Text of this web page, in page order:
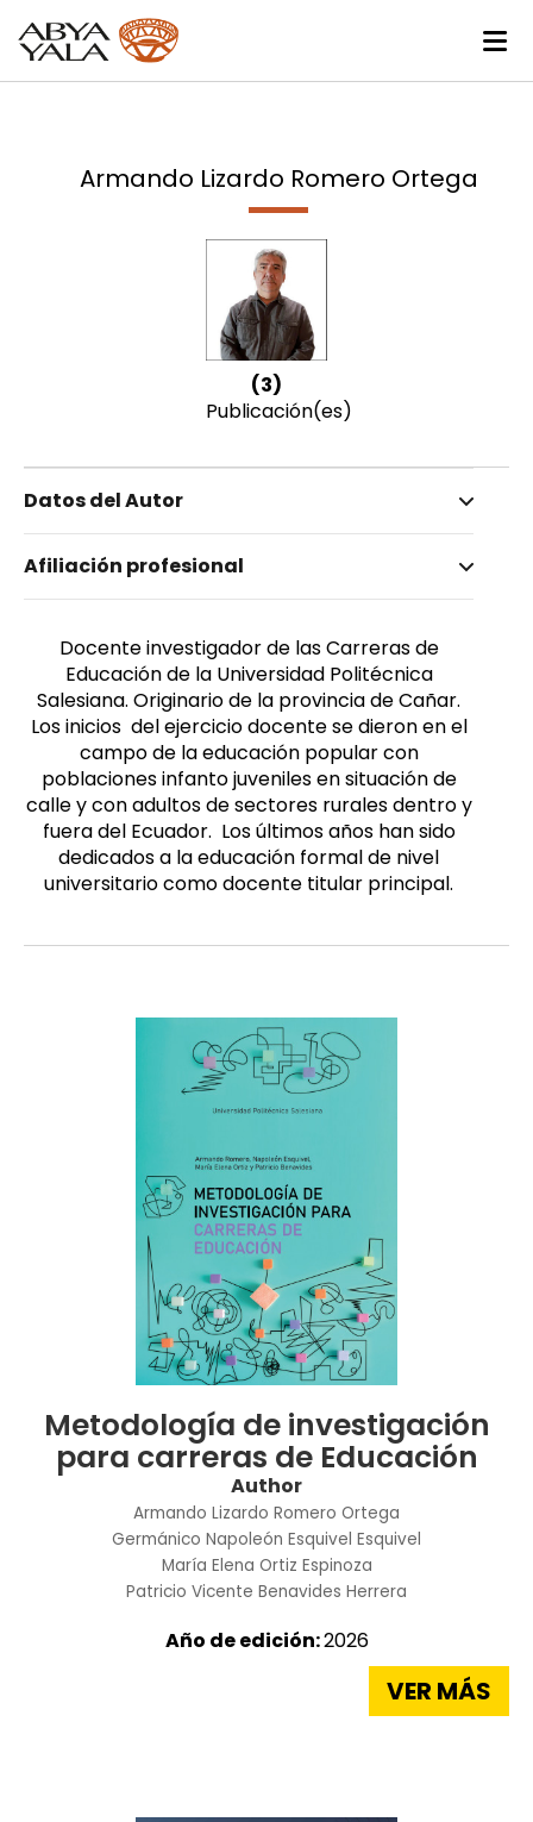
Armando Lizardo Romero Ortega
(3)
Publicación(es)
Datos del Autor
Romero Ortega, Armando Lizardo
Masculino
Afiliación profesional
Docente investigador de las Carreras de
Educación de la Universidad Politécnica
Salesiana. Originario de la provincia de Cañar.
Los inicios del ejercicio docente se dieron en el
campo de la educación popular con
poblaciones infanto juveniles en situación de
calle y con adultos de sectores rurales dentro y
fuera del Ecuador. Los últimos años han sido
dedicados a la educación formal de nivel
universitario como docente titular principal.
Metodología de investigación
para carreras de Educación
Author
Armando Lizardo Romero Ortega
Germánico Napoleón Esquivel Esquivel
María Elena Ortiz Espinoza
Patricio Vicente Benavides Herrera
Año de edición:2026
VER MÁS